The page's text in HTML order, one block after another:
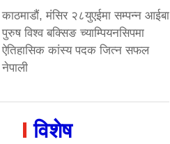
काठमाडौं, मंसिर २८युएईमा सम्पन्न आईबा
पुरुष विश्व बक्सिङ च्याम्पियनसिपमा
ऐतिहासिक कांस्य पदक जित्न सफल
नेपाली
विशेष